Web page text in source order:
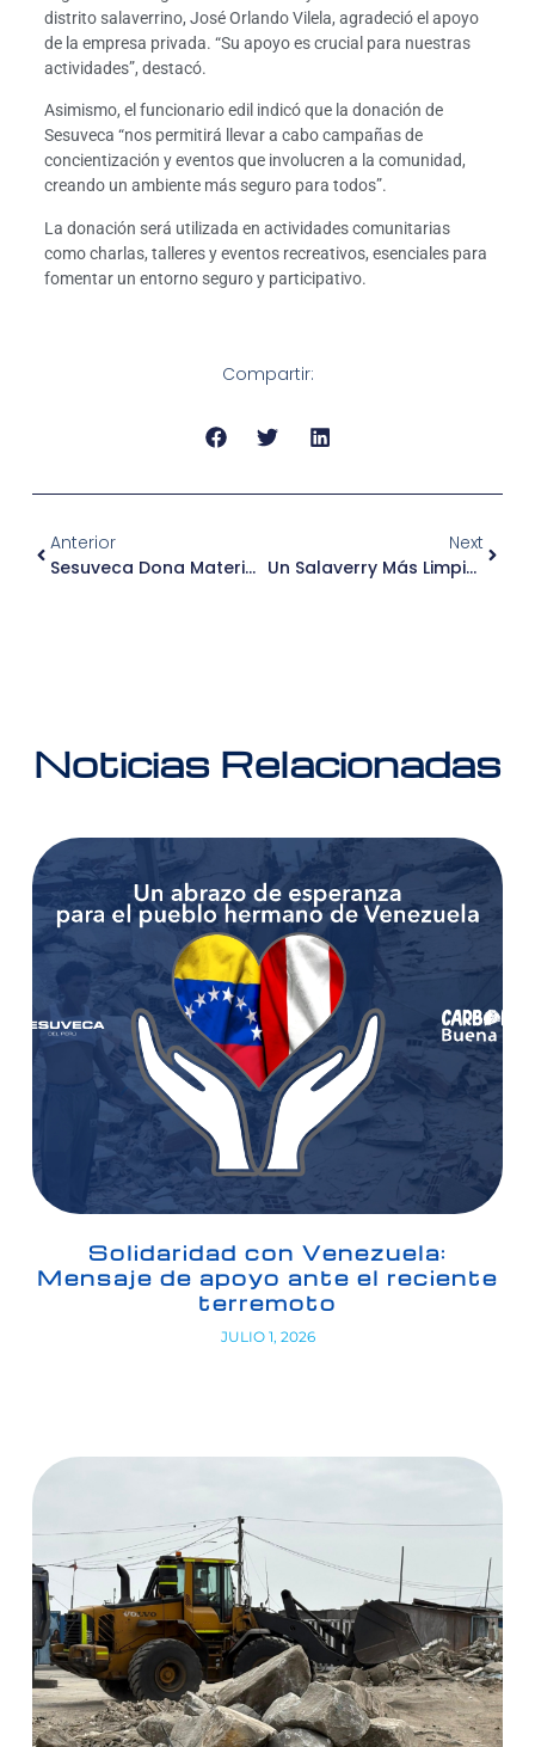
distrito salaverrino, José Orlando Vilela, agradeció el apoyo
de la empresa privada. “Su apoyo es crucial para nuestras
actividades”, destacó.
Asimismo, el funcionario edil indicó que la donación de
Sesuveca “nos permitirá llevar a cabo campañas de
concientización y eventos que involucren a la comunidad,
creando un ambiente más seguro para todos”.
La donación será utilizada en actividades comunitarias
como charlas, talleres y eventos recreativos, esenciales para
fomentar un entorno seguro y participativo.
Compartir:
Anterior
Sesuveca Dona Material De Construcción Para Fortalecer Accesos De Villa Marina
Next
Un Salaverry Más Limpio: Sesuveca Y Gremio De Pescadores Realizan Jornada De Limpieza En El Puerto
Noticias Relacionadas
Solidaridad con Venezuela:
Mensaje de apoyo ante el reciente
terremoto
JULIO 1, 2026